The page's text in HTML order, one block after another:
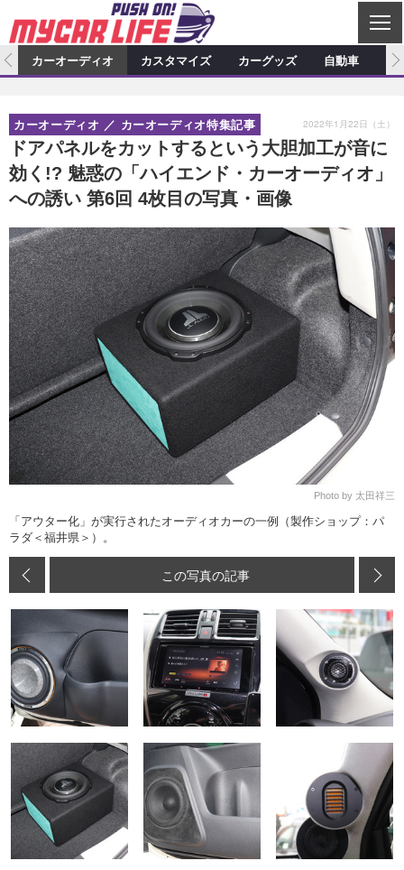
C
L
S
E
カーオーディオ
プロショップ検索 ショップ訪問記
カーオーディオニュース デモカー製作記
その他
カスタマイズ特集記事 カスタマイズ新製品情報
カスタマイズニュース
カーグッズ
カーグッズ特集記事 カーグッズ新製品情報
カーグッズニュース
自動車
スクープ
カーオーディオ カスタマイズ カーグッズ 自動車
ドアパネルをカットするという大胆加工が音に
効く!? 魅惑の「ハイエンド・カーオーディオ」
への誘い 第6回 4枚目の写真・画像
カーオーディオ カーオーディオ特集記事 2022年1月22日（土）
Photo by 太田祥三
「アウター化」が実行されたオーディオカーの一例（製作ショップ：パ
ラダ＜福井県＞）。
この写真の記事